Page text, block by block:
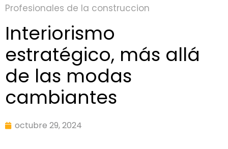
Profesionales de la construccion
Interiorismo
estratégico, más allá
de las modas
cambiantes
octubre 29, 2024